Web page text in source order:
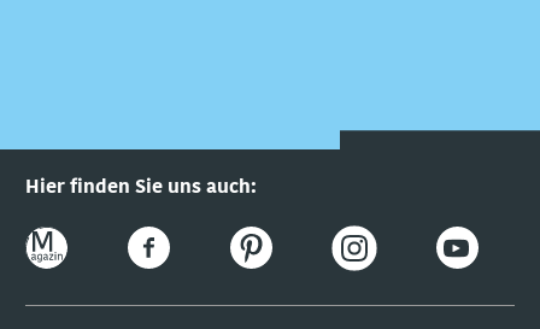
Hier finden Sie uns auch: